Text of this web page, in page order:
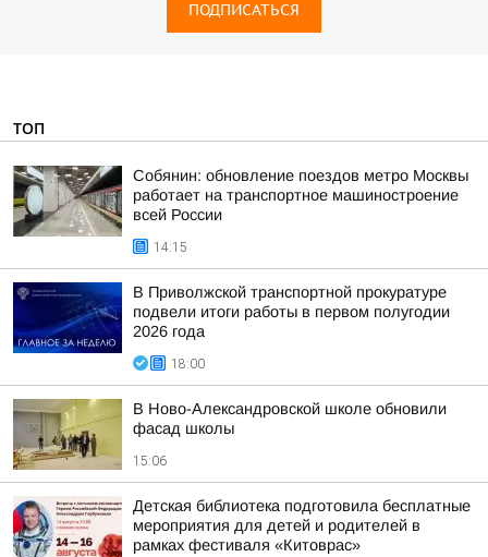
ПОДПИСАТЬСЯ
ТОП
Собянин: обновление поездов метро Москвы
работает на транспортное машиностроение
всей России
14:15
В Приволжской транспортной прокуратуре
подвели итоги работы в первом полугодии
2026 года
18:00
В Ново-Александровской школе обновили
фасад школы
15:06
Детская библиотека подготовила бесплатные
мероприятия для детей и родителей в
рамках фестиваля «Китоврас»